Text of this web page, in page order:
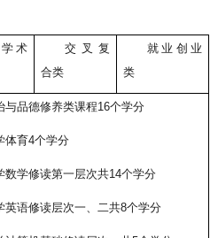
术
交叉复
合类
就业创业
类
与品德修养类课程16个学分
体育4个学分
数学修读第一层次共14个学分
英语修读层次一、二共8个学分